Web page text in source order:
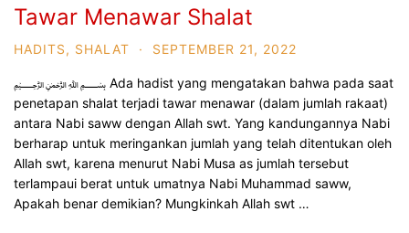
Tawar Menawar Shalat
HADITS, SHALAT · SEPTEMBER 21, 2022
﷽ Ada hadist yang mengatakan bahwa pada saat
penetapan shalat terjadi tawar menawar (dalam jumlah rakaat)
antara Nabi saww dengan Allah swt. Yang kandungannya Nabi
berharap untuk meringankan jumlah yang telah ditentukan oleh
Allah swt, karena menurut Nabi Musa as jumlah tersebut
terlampaui berat untuk umatnya Nabi Muhammad saww,
Apakah benar demikian? Mungkinkah Allah swt …